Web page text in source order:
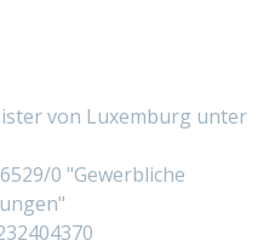
von Luxemburg unter
0 "Gewerbliche